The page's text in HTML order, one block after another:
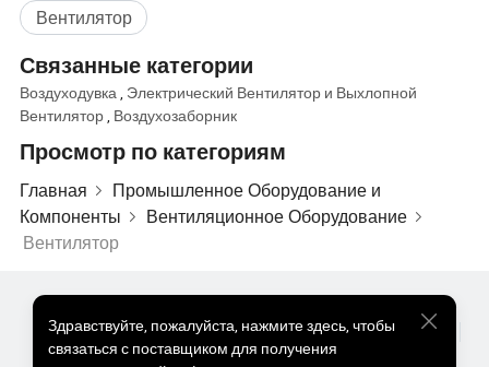
Вентилятор
Связанные категории
Воздуходувка, Электрический Вентилятор и Выхлопной
Вентилятор, Воздухозаборник
Просмотр по категориям
Главная
Промышленное Оборудование и
Компоненты
Вентиляционное Оборудование
Вентилятор
Здравствуйте, пожалуйста, нажмите здесь, чтобы
связаться с поставщиком для получения
Оптом Горячие Товары
Звездный покупатель
ПК Сайт
Информация